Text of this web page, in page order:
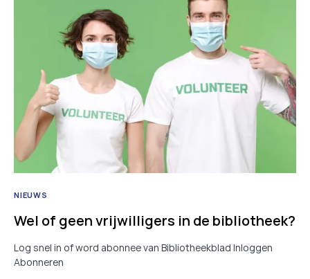
NIEUWS
Wel of geen vrijwilligers in de bibliotheek?
Log snel in of word abonnee van Bibliotheekblad Inloggen
Abonneren